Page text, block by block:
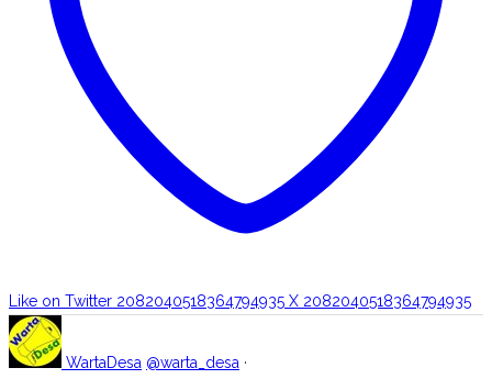
Like on Twitter 2082040518364794935 X 2082040518364794935
WartaDesa @warta_desa ·